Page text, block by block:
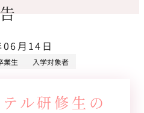
告
月14日
業生 入学対象者
ル研修生の